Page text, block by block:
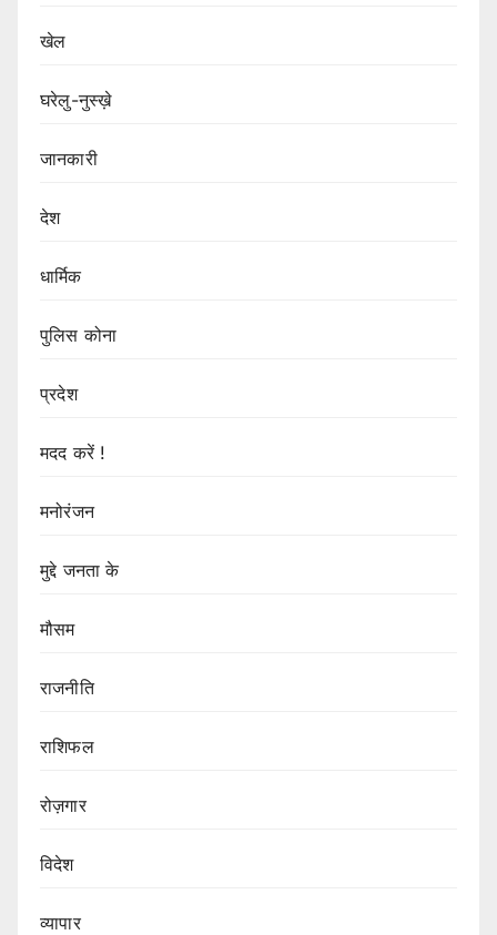
खेल
घरेलु-नुस्ख़े
जानकारी
देश
धार्मिक
पुलिस कोना
प्रदेश
मदद करें !
मनोरंजन
मुद्दे जनता के
मौसम
राजनीति
राशिफल
रोज़गार
विदेश
व्यापार